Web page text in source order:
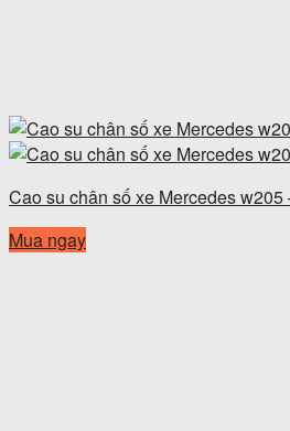
Cao su chân số xe Mercedes
Mua ngay